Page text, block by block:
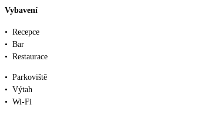
Vybavení
• Recepce
• Bar
• Restaurace
• Parkoviště
• Výtah
• Wi-Fi